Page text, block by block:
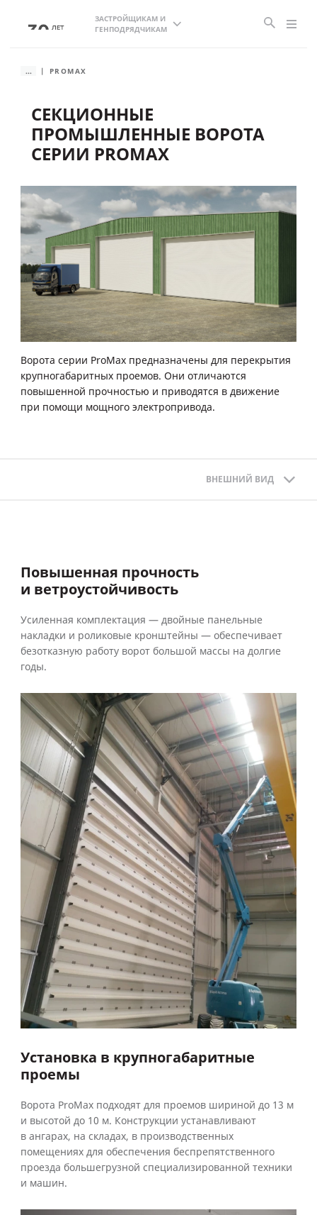
ЗАСТРОЙЩИКАМ И
ГЕНПОДРЯДЧИКАМ
СЕКЦИОННЫЕ
ПРОМЫШЛЕННЫЕ ВОРОТА
СЕРИИ PROMAX
Ворота серии ProMax предназначены для перекрытия
крупногабаритных проемов. Они отличаются
повышенной прочностью и приводятся в движение
при помощи мощного электропривода.
... PROMAX
ВНЕШНИЙ ВИД
Повышенная прочность
и ветроустойчивость
Усиленная комплектация — двойные панельные
накладки и роликовые кронштейны — обеспечивает
безотказную работу ворот большой массы на долгие
годы.
Установка в крупногабаритные
проемы
Ворота ProMax подходят для проемов шириной до 13 м
и высотой до 10 м. Конструкции устанавливают
в ангарах, на складах, в производственных
помещениях для обеспечения беспрепятственного
проезда большегрузной специализированной техники
и машин.